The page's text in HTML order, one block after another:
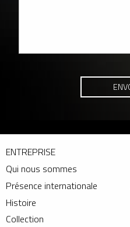
ENTREPRISE
Qui nous sommes
Présence internationale
Histoire
Collection